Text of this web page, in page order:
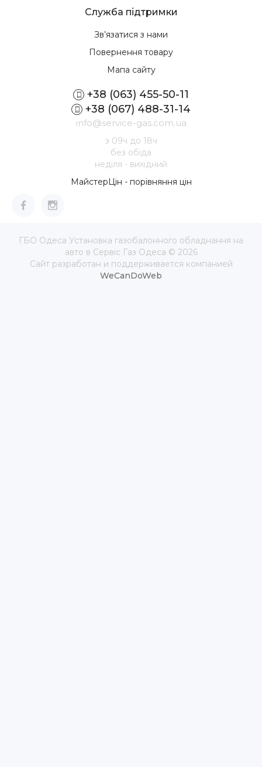
Служба підтримки
Зв’язатися з нами
Повернення товару
Мапа сайту
+38 (063) 455-50-11
+38 (067) 488-31-14
info@service-gas.com.ua
з 09ч до 18ч
без обіда
неділя - вихідний
МайстерЦін - порівняння цін
ГБО Одеса Установка газобалонного обладнання на
авто в Сервіс Газ Одеса © 2026
Сайт разработан и поддерживается компанией
WeCanDoWeb